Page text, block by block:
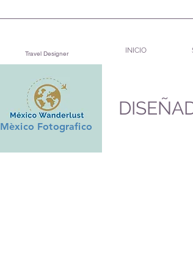
Travel Designer INICIO
Mèxico Fotografico